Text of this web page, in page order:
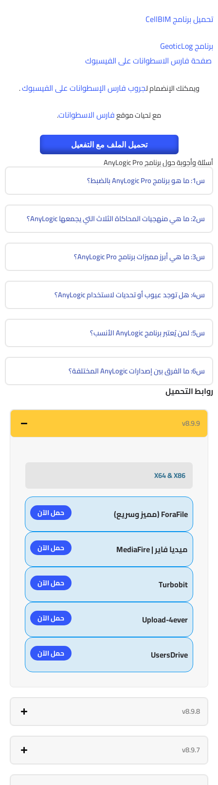
تحميل برنامج CellBIM
برنامج GeoticLog
صفحة فارس الاسطوانات على الفيسبوك
ويمكنك الإنضمام لجروب فارس الإسطوانات على الفيسبوك.
مع تحيات موقعفارس الاسطوانات.
تحميل الملف مع التفعيل
أسئلة وأجوبة حول برنامج AnyLogic Pro
س1: ما هو برنامج AnyLogic Pro بالضبط؟
س2: ما هي منهجيات المحاكاة الثلاث التي يجمعها AnyLogic؟
س3: ما هي أبرز مميزات برنامج AnyLogic Pro؟
س4: هل توجد عيوب أو تحديات لاستخدام AnyLogic؟
س5: لمن يُعتبر برنامج AnyLogic الأنسب؟
س6: ما الفرق بين إصدارات AnyLogic المختلفة؟
روابط التحميل
v8.9.9
X64 & X86
ForaFile (مميز وسريع) حمل الآن
ميديا فاير | MediaFire حمل الآن
Turbobit حمل الآن
Upload-4ever حمل الآن
UsersDrive حمل الآن
v8.9.8
v8.9.7